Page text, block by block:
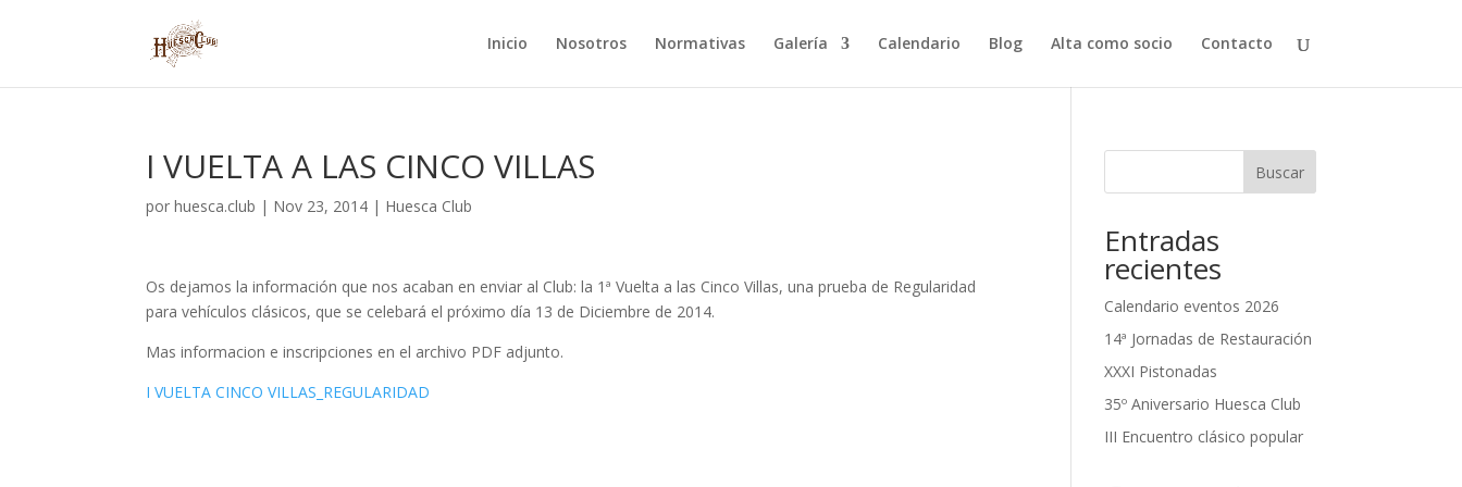
Inicio Nosotros Normativas Galería Calendario Blog Alta como socio Contacto
I VUELTA A LAS CINCO VILLAS
porhuesca.club | Nov 23, 2014 | Huesca Club
Os dejamos la información que nos acaban en enviar al Club: la 1ª Vuelta a las Cinco Villas, una prueba de Regularidad
para vehículos clásicos, que se celebará el próximo día 13 de Diciembre de 2014.
Mas informacion e inscripciones en el archivo PDF adjunto.
I VUELTA CINCO VILLAS_REGULARIDAD
Buscar
Entradas
recientes
Calendario eventos 2026
14ª Jornadas de Restauración
XXXI Pistonadas
35º Aniversario Huesca Club
III Encuentro clásico popular